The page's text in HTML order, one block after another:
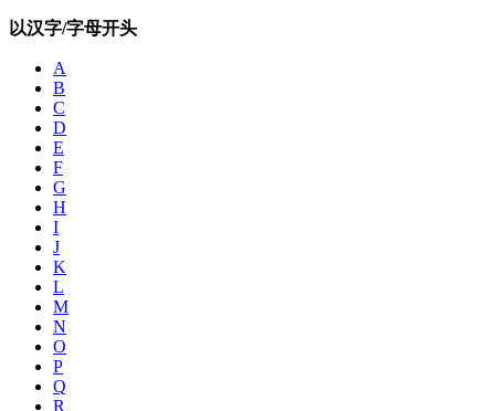
以汉字/字母开头
A
B
C
D
E
F
G
H
I
J
K
L
M
N
O
P
Q
R